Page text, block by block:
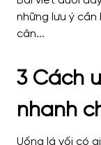
3 Cách
nhanh
Uống lá vối có